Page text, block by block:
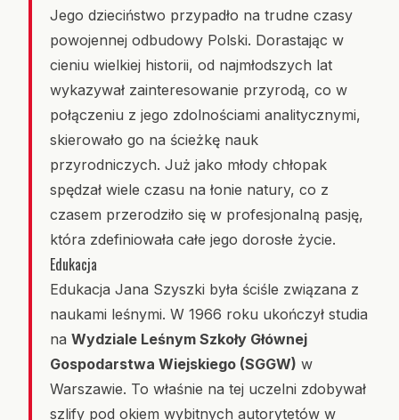
Jego dzieciństwo przypadło na trudne czasy
powojennej odbudowy Polski. Dorastając w
cieniu wielkiej historii, od najmłodszych lat
wykazywał zainteresowanie przyrodą, co w
połączeniu z jego zdolnościami analitycznymi,
skierowało go na ścieżkę nauk
przyrodniczych. Już jako młody chłopak
spędzał wiele czasu na łonie natury, co z
czasem przerodziło się w profesjonalną pasję,
która zdefiniowała całe jego dorosłe życie.
Edukacja
Edukacja Jana Szyszki była ściśle związana z
naukami leśnymi. W 1966 roku ukończył studia
na Wydziale Leśnym Szkoły Głównej
Gospodarstwa Wiejskiego (SGGW) w
Warszawie. To właśnie na tej uczelni zdobywał
szlify pod okiem wybitnych autorytetów w